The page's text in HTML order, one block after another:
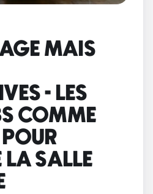
MAIS
- LES
COMME
LA SALLE